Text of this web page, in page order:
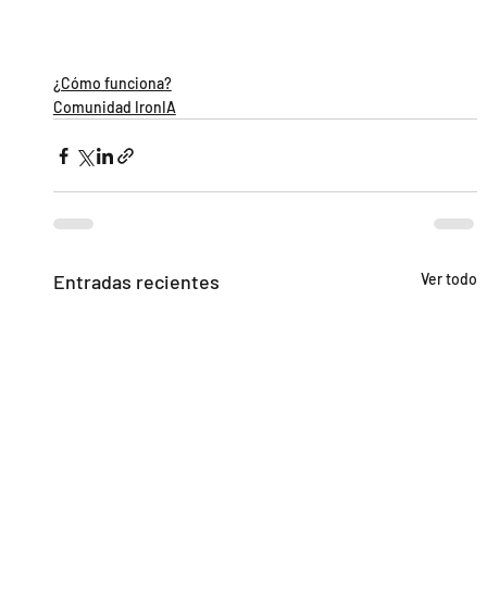
¿Cómo funciona?
Comunidad IronIA
Entradas recientes Ver todo